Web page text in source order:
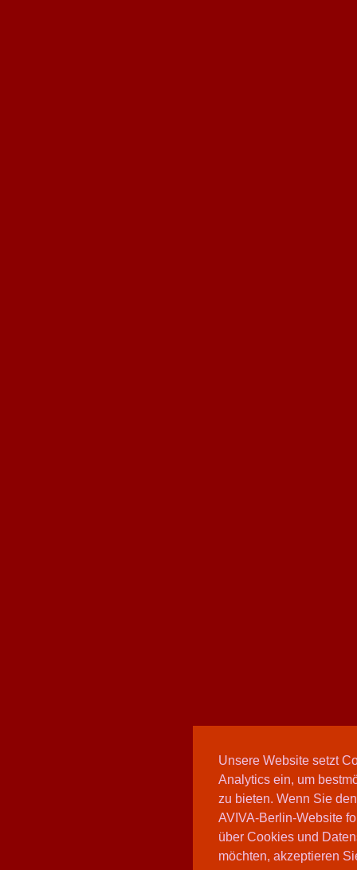
Unsere Website setzt
Analytics ein, um
zu bieten. Wenn Sie
AVIVA-Berlin-Website
über Cookies und
möchten, akzeptieren